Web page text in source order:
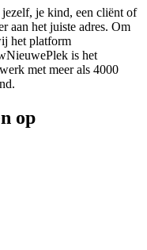
jezelf, je kind, een cliënt of
aan het juiste adres. Om
het platform
is het
met meer als 4000
op